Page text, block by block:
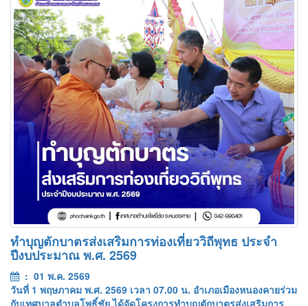
ทำบุญตักบาตรส่งเสริมการท่องเที่ยววิถีพุทธ ประจำ
ปีงบประมาณ พ.ศ. 2569
: 01 พ.ค. 2569
วันที่ 1 พฤษภาคม พ.ศ. 2569 เวลา 07.00 น. อำเภอเมืองหนองคายร่วม